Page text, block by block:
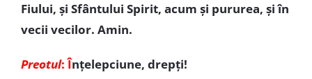
Fiului, și Sfântului Spirit, acum și pururea, și în
vecii vecilor. Amin.
Preotul: Înțelepciune, drepți!